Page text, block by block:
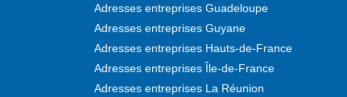
Adresses entreprises Guadeloupe
Adresses entreprises Guyane
Adresses entreprises Hauts-de-France
Adresses entreprises Île-de-France
Adresses entreprises La Réunion